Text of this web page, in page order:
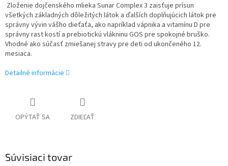
Zloženie dojčenského mlieka Sunar Complex 3 zaisťuje prísun
všetkých základných dôležitých látok a ďalších doplňujúcich látok pre
správny vývin vášho dieťaťa, ako napríklad vápnika a vitamínu D pre
správny rast kostí a prebiotickú vlákninu GOS pre spokojné bruško.
Vhodné ako súčasť zmiešanej stravy pre deti od ukončeného 12.
mesiaca.
Detailné informácie
OPÝTAŤ SA ZDIEĽAŤ
Súvisiaci tovar